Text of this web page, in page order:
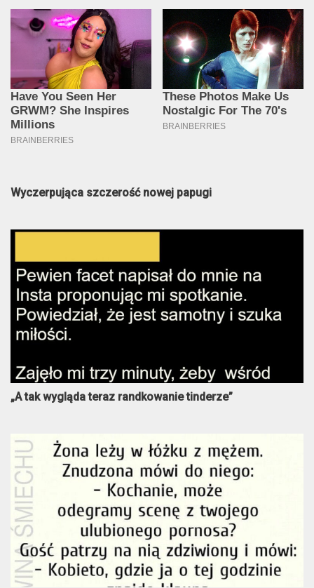
Wyczerpująca szczerość nowej papugi
„A tak wygląda teraz randkowanie tinderze”